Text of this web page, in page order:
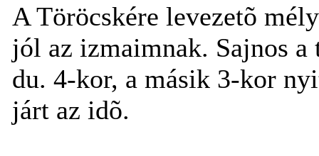
A Töröcskére levezetõ
jól az izmaimnak. Sajnos
du. 4-kor, a másik 3-kor
járt az idõ.